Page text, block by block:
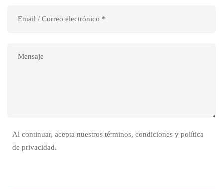
Al continuar, acepta nuestros términos, condiciones y política
de privacidad.